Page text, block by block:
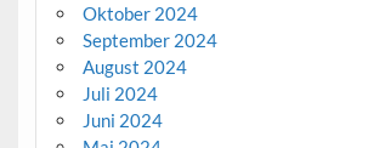
Oktober 2024
September 2024
August 2024
Juli 2024
Juni 2024